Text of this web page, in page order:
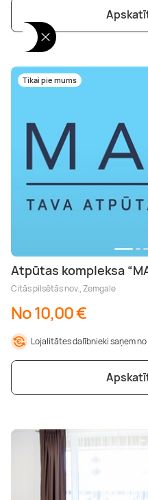
Tikai pie mums
Atpūtas kompleksa
Citās pilsētās nov., Zemgale
No 10,00 €
Lojalitātes dalībnieki saņem no